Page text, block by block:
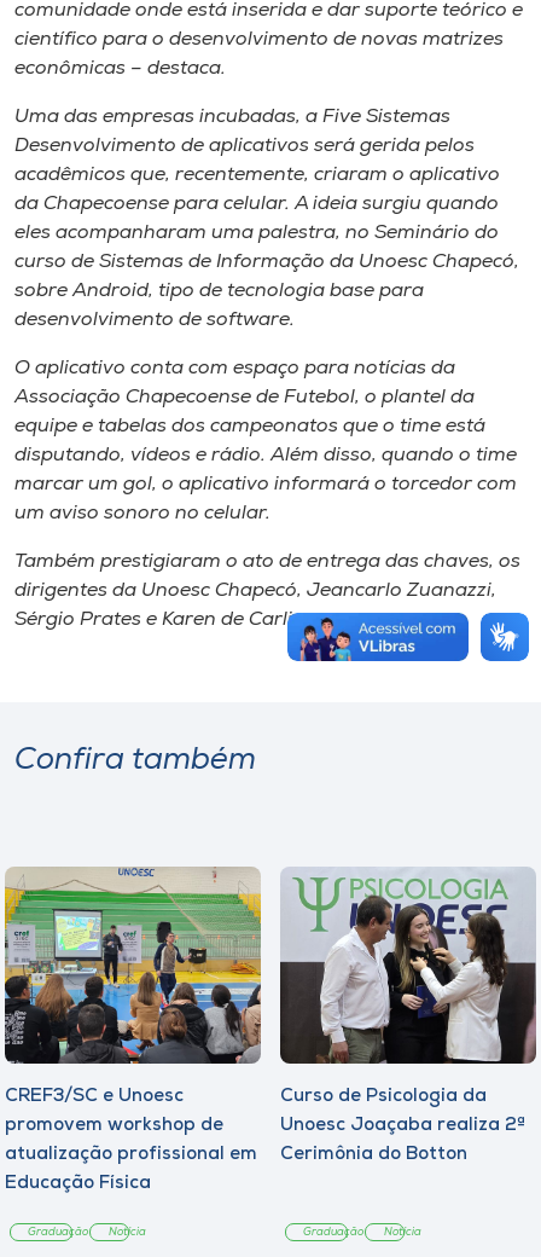
comunidade onde está inserida e dar suporte teórico e
científico para o desenvolvimento de novas matrizes
econômicas – destaca.
Uma das empresas incubadas, a Five Sistemas
Desenvolvimento de aplicativos será gerida pelos
acadêmicos que, recentemente, criaram o aplicativo
da Chapecoense para celular. A ideia surgiu quando
eles acompanharam uma palestra, no Seminário do
curso de Sistemas de Informação da Unoesc Chapecó,
sobre Android, tipo de tecnologia base para
desenvolvimento de software.
O aplicativo conta com espaço para notícias da
Associação Chapecoense de Futebol, o plantel da
equipe e tabelas dos campeonatos que o time está
disputando, vídeos e rádio. Além disso, quando o time
marcar um gol, o aplicativo informará o torcedor com
um aviso sonoro no celular.
Também prestigiaram o ato de entrega das chaves, os
dirigentes da Unoesc Chapecó, Jeancarlo Zuanazzi,
Sérgio Prates e Karen de Carli.
Confira também
CREF3/SC e Unoesc
promovem workshop de
atualização profissional em
Educação Física
Graduação Notícia
Curso de Psicologia da
Unoesc Joaçaba realiza 2ª
Cerimônia do Botton
Graduação Notícia